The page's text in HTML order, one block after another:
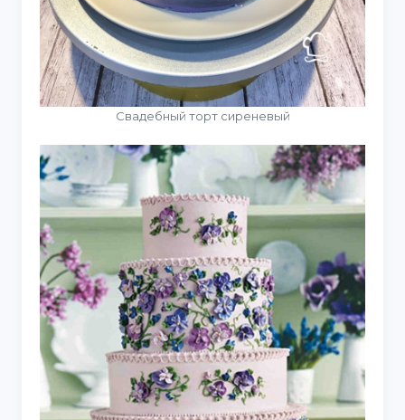
Свадебный торт сиреневый